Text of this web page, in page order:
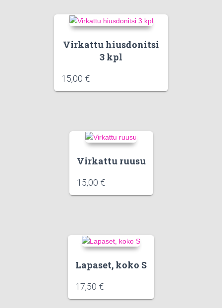
Virkattu hiusdonitsi
3 kpl
15,00 €
Virkattu ruusu
15,00 €
Lapaset, koko S
17,50 €